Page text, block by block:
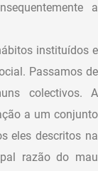
a
instituídos e
Passamos de
colectivos. A
a um conjunto
eles descritos na
razão do mau